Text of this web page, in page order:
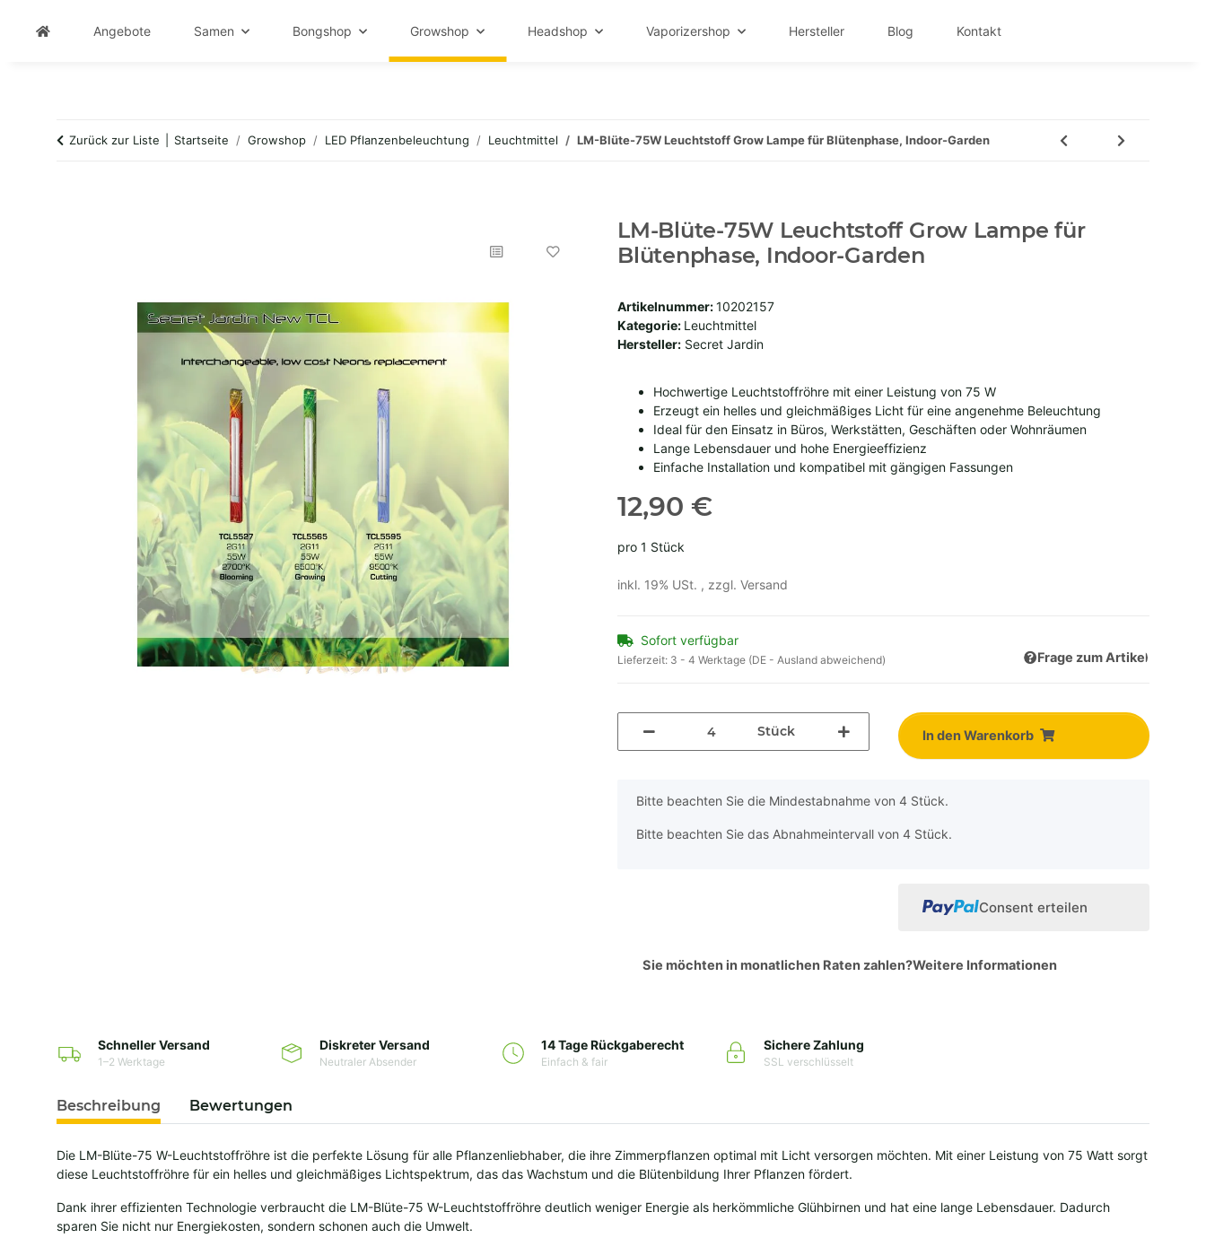
Angebote Samen Bongshop Growshop Headshop Vaporizershop Hersteller Blog Kontakt
Zurück zur Liste Startseite Growshop LED Pflanzenbeleuchtung Leuchtmittel LM-Blüte-75W Leuchtstoff Grow Lampe für Blütenphase, Indoor-Garden
LM-Blüte-75W Leuchtstoff Grow Lampe für
Blütenphase, Indoor-Garden
Artikelnummer:10202157
Kategorie: Leuchtmittel
Hersteller: Secret Jardin
Hochwertige Leuchtstoffröhre mit einer Leistung von 75 W
Erzeugt ein helles und gleichmäßiges Licht für eine angenehme Beleuchtung
Ideal für den Einsatz in Büros, Werkstätten, Geschäften oder Wohnräumen
Lange Lebensdauer und hohe Energieeffizienz
Einfache Installation und kompatibel mit gängigen Fassungen
12,90 €
pro 1 Stück
inkl. 19% USt. , zzgl. Versand
Sofort verfügbar
Lieferzeit: 3 - 4 Werktage (DE - Ausland abweichend) Frage zum Artikel
Stück In den Warenkorb
x
Bitte beachten Sie die Mindestabnahme von 4 Stück.
Bitte beachten Sie das Abnahmeintervall von 4 Stück.
Consent erteilen
Sie möchten in monatlichen Raten zahlen?Weitere Informationen
Schneller Versand
1–2 Werktage
Diskreter Versand
Neutraler Absender
14 Tage Rückgaberecht
Einfach & fair
Sichere Zahlung
SSL verschlüsselt
Beschreibung Bewertungen
Die LM-Blüte-75 W-Leuchtstoffröhre ist die perfekte Lösung für alle Pflanzenliebhaber, die ihre Zimmerpflanzen optimal mit Licht versorgen möchten. Mit einer Leistung von 75 Watt sorgt
diese Leuchtstoffröhre für ein helles und gleichmäßiges Lichtspektrum, das das Wachstum und die Blütenbildung Ihrer Pflanzen fördert.
Dank ihrer effizienten Technologie verbraucht die LM-Blüte-75 W-Leuchtstoffröhre deutlich weniger Energie als herkömmliche Glühbirnen und hat eine lange Lebensdauer. Dadurch
sparen Sie nicht nur Energiekosten, sondern schonen auch die Umwelt.